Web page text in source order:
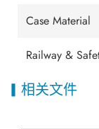
Case Material
Railway &
相关文件